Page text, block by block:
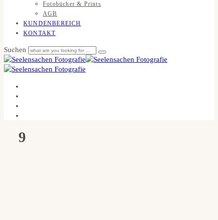
Fotobücher & Prints
AGB
KUNDENBEREICH
KONTAKT
Suchen
9